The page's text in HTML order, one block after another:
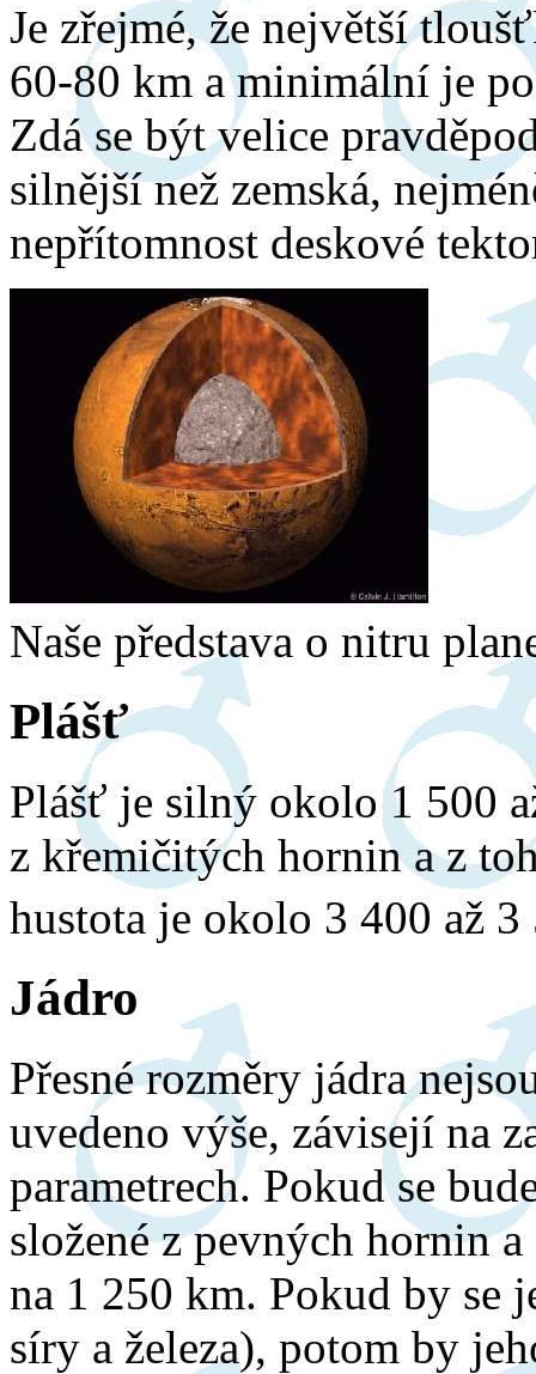
Je zřejmé, že největší
60-80 km a minimální je
Zdá se být velice
silnější než zemská,
nepřítomnost deskové
Naše představa o nitru
Plášť
Plášť je silný okolo 1 500
z křemičitých hornin a z
hustota je okolo 3 400 až
Jádro
Přesné rozměry jádra
uvedeno výše, závisejí na
parametrech. Pokud se
složené z pevných hornin
na 1 250 km. Pokud by se
síry a železa), potom by